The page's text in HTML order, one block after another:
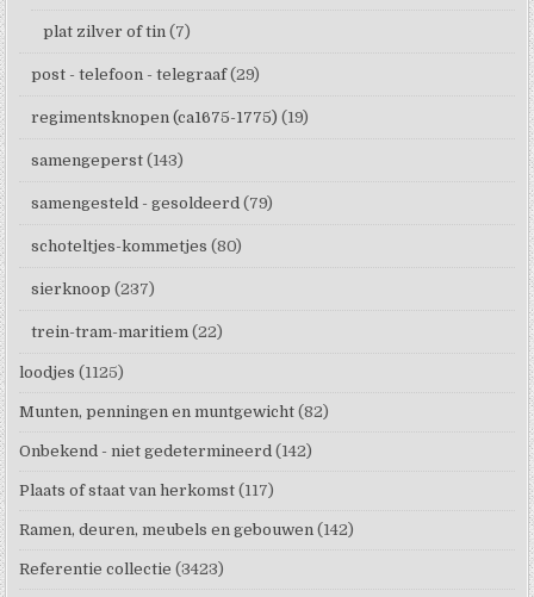
plat zilver of tin (7)
post - telefoon - telegraaf (29)
regimentsknopen (ca1675-1775) (19)
samengeperst (143)
samengesteld - gesoldeerd (79)
schoteltjes-kommetjes (80)
sierknoop (237)
trein-tram-maritiem (22)
loodjes (1125)
Munten, penningen en muntgewicht (82)
Onbekend - niet gedetermineerd (142)
Plaats of staat van herkomst (117)
Ramen, deuren, meubels en gebouwen (142)
Referentie collectie (3423)